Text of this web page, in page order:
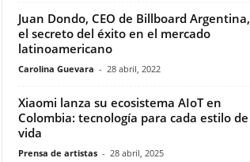
Juan Dondo, CEO de Billboard Argentina,
el secreto del éxito en el mercado
latinoamericano
Carolina Guevara - 28 abril, 2022
Xiaomi lanza su ecosistema AIoT en
Colombia: tecnología para cada estilo de
vida
Prensa de artistas - 28 abril, 2025